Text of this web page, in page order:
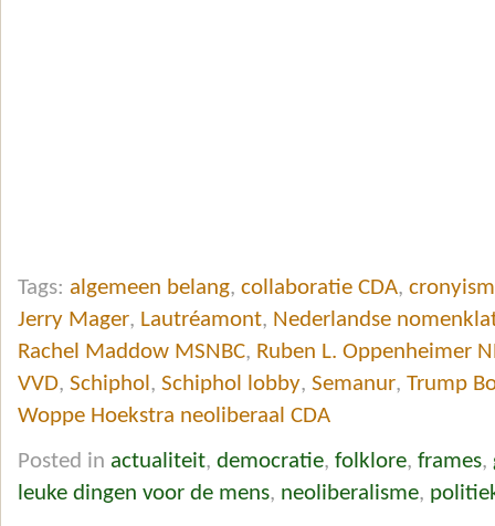
Tags: algemeen belang, collaboratie CDA, cronyism
Jerry Mager, Lautréamont, Nederlandse
Rachel Maddow MSNBC, Ruben L. Oppenheimer
VVD, Schiphol , Schiphol lobby, Semanur, Trump
Woppe Hoekstra neoliberaal CDA
Posted in actualiteit, democratie, folklore, frames,
leuke dingen voor de mens, neoliberalisme,